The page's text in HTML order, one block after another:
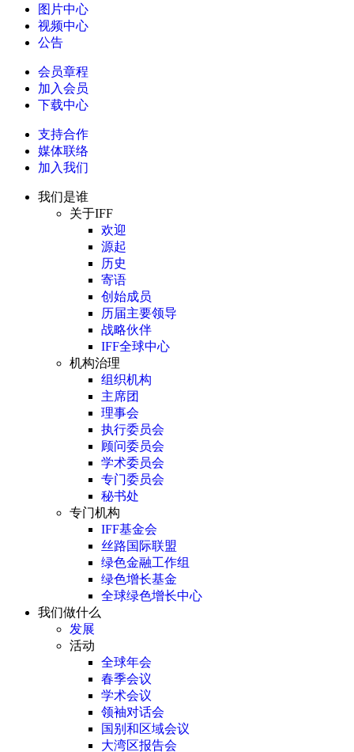
图片中心
视频中心
公告
会员章程
加入会员
下载中心
支持合作
媒体联络
加入我们
我们是谁
关于IFF
欢迎
源起
历史
寄语
创始成员
历届主要领导
战略伙伴
IFF全球中心
机构治理
组织机构
主席团
理事会
执行委员会
顾问委员会
学术委员会
专门委员会
秘书处
专门机构
IFF基金会
丝路国际联盟
绿色金融工作组
绿色增长基金
全球绿色增长中心
我们做什么
发展
活动
全球年会
春季会议
学术会议
领袖对话会
国别和区域会议
大湾区报告会